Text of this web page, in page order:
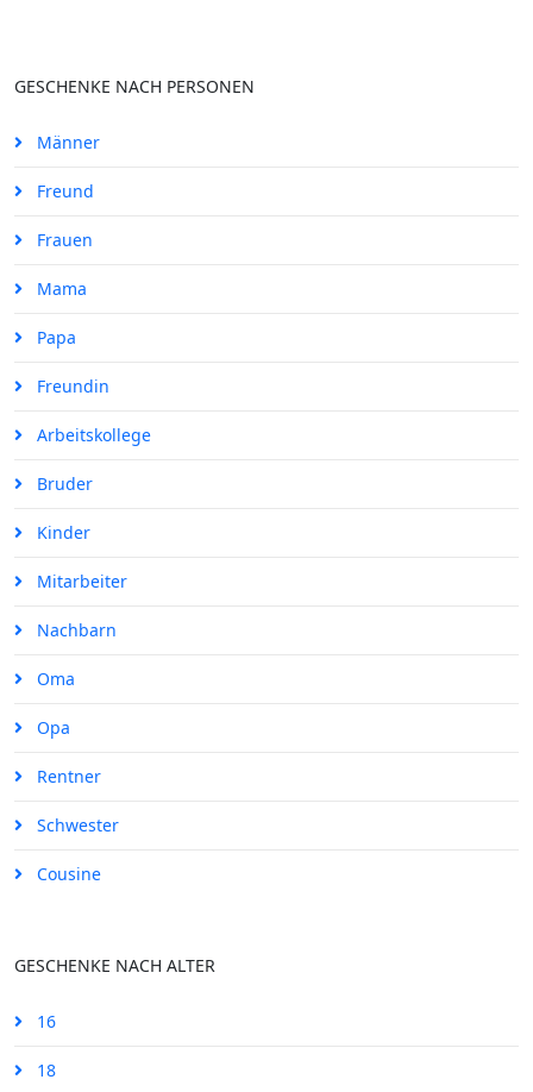
GESCHENKE NACH PERSONEN
Männer
Freund
Frauen
Mama
Papa
Freundin
Arbeitskollege
Bruder
Kinder
Mitarbeiter
Nachbarn
Oma
Opa
Rentner
Schwester
Cousine
GESCHENKE NACH ALTER
16
18